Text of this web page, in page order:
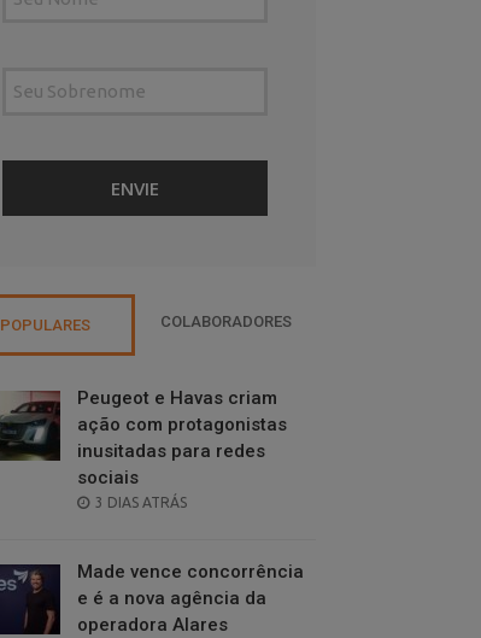
POPULARES COLABORADORES
Peugeot e Havas criam
ação com protagonistas
inusitadas para redes
sociais
POSTED
3 DIAS ATRÁS
Made vence concorrência
e é a nova agência da
operadora Alares